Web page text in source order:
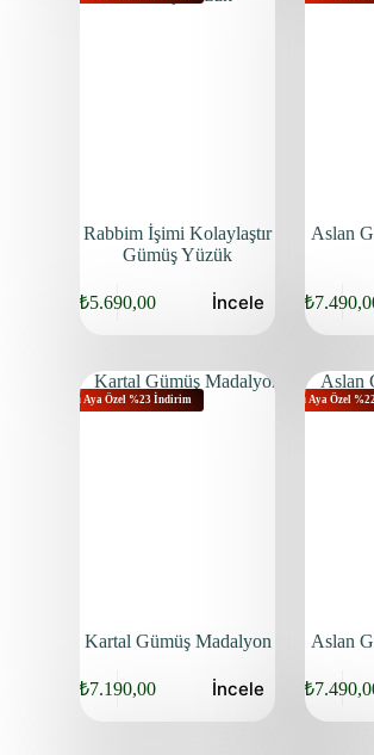
Rabbim İşimi Kolaylaştır
Gümüş Yüzük
₺5.690,00 İncele
Aslan
₺
Bu Aya Özel %23 İndirim
Kartal Gümüş Madalyon
₺7.190,00 İncele
Bu Aya Özel
Aslan
₺